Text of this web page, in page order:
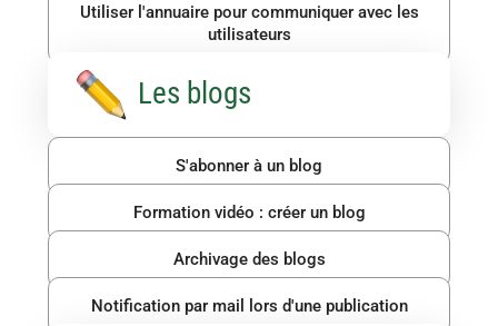
Utiliser l'annuaire pour communiquer avec les
utilisateurs
Les blogs
S'abonner à un blog
Formation vidéo : créer un blog
Archivage des blogs
Notification par mail lors d'une publication